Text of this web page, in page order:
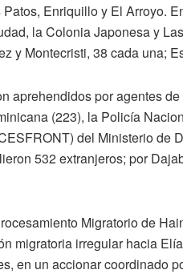
Enriquillo y El Arroyo.
la Colonia Japonesa y
y Montecristi, 38 cada una;
aprehendidos por agentes
(223), la Policía
del Ministerio de
532 extranjeros; por
Migratorio de
migratoria irregular hacia
en un accionar coordinado